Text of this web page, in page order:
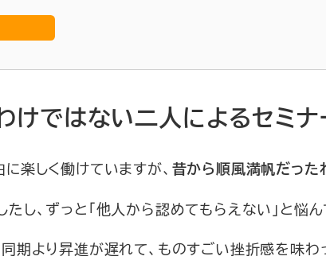
けではない二人によるセミナ
楽しく働けていますが、 昔から順風満帆だった
し、ずっと「他人から認めてもらえない」と悩ん
期より昇進が遅れて、ものすごい挫折感を味わ